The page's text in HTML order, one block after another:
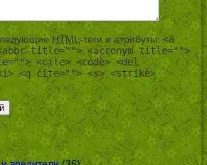
HTML-теги и атрибуты:<a
title=""> <acronym title="">
<cite> <code> <del
<q cite=""> <s> <strike>